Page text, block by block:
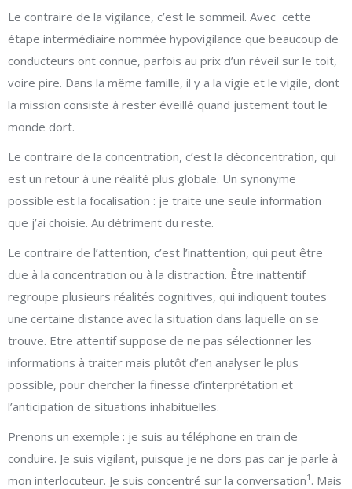
Le contraire de la vigilance, c’est le sommeil. Avec cette
étape intermédiaire nommée hypovigilance que beaucoup de
conducteurs ont connue, parfois au prix d’un réveil sur le toit,
voire pire. Dans la même famille, il y a la vigie et le vigile, dont
la mission consiste à rester éveillé quand justement tout le
monde dort.
Le contraire de la concentration, c’est la déconcentration, qui
est un retour à une réalité plus globale. Un synonyme
possible est la focalisation : je traite une seule information
que j’ai choisie. Au détriment du reste.
Le contraire de l’attention, c’est l’inattention, qui peut être
due à la concentration ou à la distraction. Être inattentif
regroupe plusieurs réalités cognitives, qui indiquent toutes
une certaine distance avec la situation dans laquelle on se
trouve. Etre attentif suppose de ne pas sélectionner les
informations à traiter mais plutôt d’en analyser le plus
possible, pour chercher la finesse d’interprétation et
l’anticipation de situations inhabituelles.
Prenons un exemple : je suis au téléphone en train de
conduire. Je suis vigilant, puisque je ne dors pas car je parle à
mon interlocuteur. Je suis concentré sur la conversation1 . Mais